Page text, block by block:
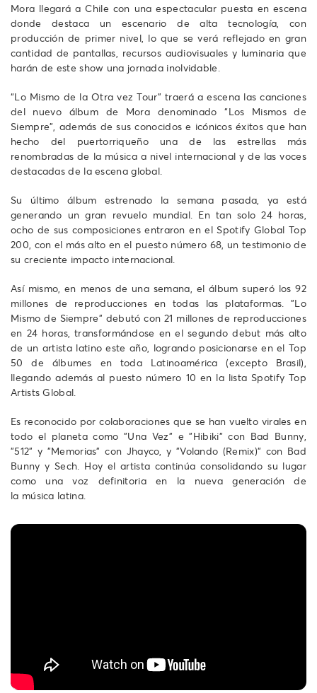
Mora llegará a Chile con una espectacular puesta en escena
donde destaca un escenario de alta tecnología, con
producción de primer nivel, lo que se verá reflejado en gran
cantidad de pantallas, recursos audiovisuales y luminaria que
harán de este show una jornada inolvidable.
“Lo Mismo de la Otra vez Tour” traerá a escena las canciones
del nuevo álbum de Mora denominado “Los Mismos de
Siempre”, además de sus conocidos e icónicos éxitos que han
hecho del puertorriqueño una de las estrellas más
renombradas de la música a nivel internacional y de las voces
destacadas de la escena global.
Su último álbum estrenado la semana pasada, ya está
generando un gran revuelo mundial. En tan solo 24 horas,
ocho de sus composiciones entraron en el Spotify Global Top
200, con el más alto en el puesto número 68, un testimonio de
su creciente impacto internacional.
Así mismo, en menos de una semana, el álbum superó los 92
millones de reproducciones en todas las plataformas. "Lo
Mismo de Siempre" debutó con 21 millones de reproducciones
en 24 horas, transformándose en el segundo debut más alto
de un artista latino este año, logrando posicionarse en el Top
50 de álbumes en toda Latinoamérica (excepto Brasil),
llegando además al puesto número 10 en la lista Spotify Top
Artists Global.
Es reconocido por colaboraciones que se han vuelto virales en
todo el planeta como "Una Vez" e "Hibiki" con Bad Bunny,
"512" y "Memorias" con Jhayco, y "Volando (Remix)" con Bad
Bunny y Sech. Hoy el artista continúa consolidando su lugar
como una voz definitoria en la nueva generación de
la música latina.